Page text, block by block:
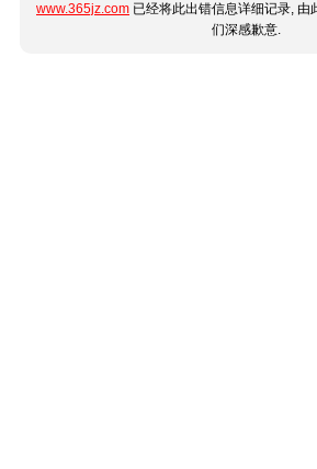
www.365jz.com 已经将此出错信息详细记录, 由
们深感歉意.